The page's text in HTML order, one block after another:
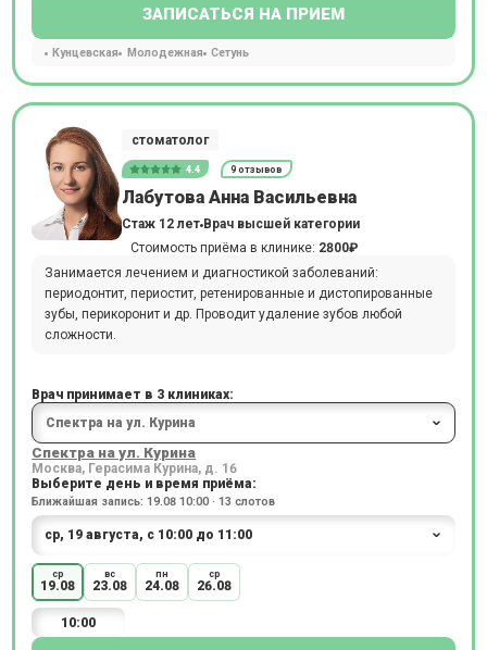
ЗАПИСАТЬСЯ НА ПРИЕМ
Кунцевская Молодежная Сетунь
стоматолог
4.4 9 отзывов
Лабутова Анна Васильевна
Стаж 12 лет Врач высшей категории
Стоимость приёма в клинике: 2800₽
Занимается лечением и диагностикой заболеваний:
периодонтит, периостит, ретенированные и дистопированные
зубы, перикоронит и др. Проводит удаление зубов любой
сложности.
Врач принимает в 3 клиниках:
Спектра на ул. Курина
Москва, Герасима Курина, д. 16
Выберите день и время приёма:
Ближайшая запись: 19.08 10:00 · 13 слотов
ср
19.08
вс
23.08
пн
24.08
ср
26.08
10:00